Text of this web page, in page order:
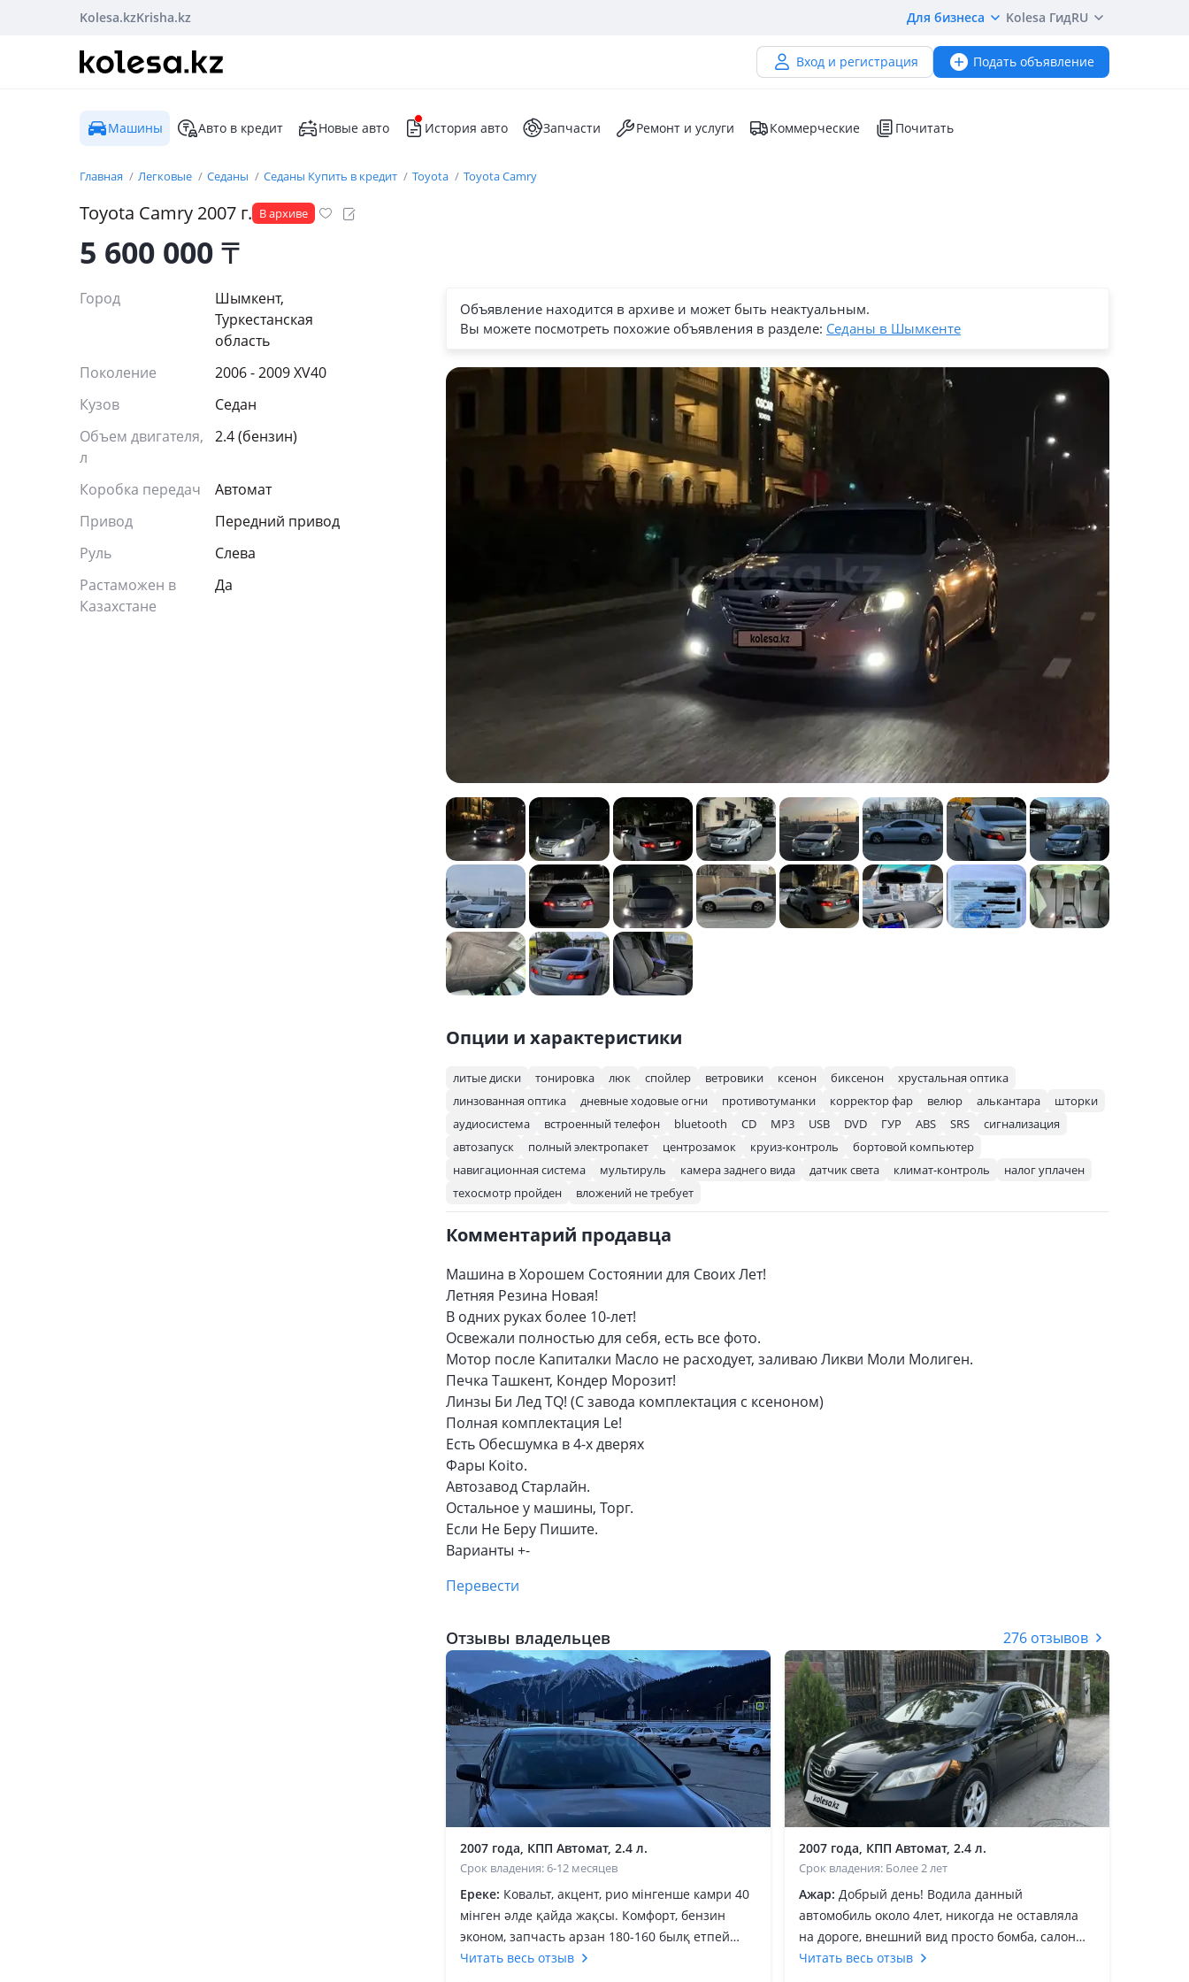
Kolesa.kzKrisha.kz Для бизнеса Kolesa ГидRU
Вход и регистрация Подать объявление
Машины Авто в кредит Новые авто История авто Запчасти Ремонт и услуги Коммерческие Почитать
Главная Легковые Седаны Седаны Купить в кредит Toyota Toyota Camry
Toyota Camry 2007 г. В архиве
5 600 000₸
Город
Шымкент,
Туркестанская
область
Поколение
2006 - 2009 XV40
Кузов
Седан
Объем двигателя,
л
2.4 (бензин)
Коробка передач
Автомат
Привод
Передний привод
Руль
Слева
Растаможен в
Казахстане
Да
Объявление находится в архиве и может быть неактуальным.
Вы можете посмотреть похожие объявления в разделе: Седаны в Шымкенте
Опции и характеристики
литые диски тонировка люк спойлер ветровики ксенон биксенон
хрустальная оптика
линзованная оптика
дневные ходовые огни противотуманки корректор фар велюр алькантара
шторки
аудиосистема
встроенный телефон bluetooth CD MP3 USB DVD ГУР ABS SRS
сигнализация
автозапуск
полный электропакет центрозамок круиз-контроль
бортовой компьютер
навигационная система
мультируль камера заднего вида датчик света климат-контроль
налог уплачен
техосмотр пройден
вложений не требует
Комментарий продавца
Машина в Хорошем Состоянии для Своих Лет!
Летняя Резина Новая!
В одних руках более 10-лет!
Освежали полностью для себя, есть все фото.
Мотор после Капиталки Масло не расходует, заливаю Ликви Моли Молиген.
Печка Ташкент, Кондер Морозит!
Линзы Би Лед TQ! (С завода комплектация с ксеноном)
Полная комплектация Le!
Есть Обесшумка в 4-х дверях
Фары Koito.
Автозавод Старлайн.
Остальное у машины, Торг.
Если Не Беру Пишите.
Варианты +-
Перевести
Отзывы владельцев 276 отзывов
2007 года, КПП Автомат, 2.4 л.
Срок владения: 6-12 месяцев
Ереке: Ковальт, акцент, рио мінгенше камри 40
мінген әлде қайда жақсы. Комфорт, бензин
эконом, запчасть арзан 180-160 былқ етпей
отырады кәзір 400 000км пробег жүріп тастады.
Читать весь отзыв
2007 года, КПП Автомат, 2.4 л.
Срок владения: Более 2 лет
Ажар: Добрый день! Водила данный
автомобиль около 4лет, никогда не оставляла
на дороге, внешний вид просто бомба, салон
комфорт, шумоизоляция на высшем уровне для
Читать весь отзыв